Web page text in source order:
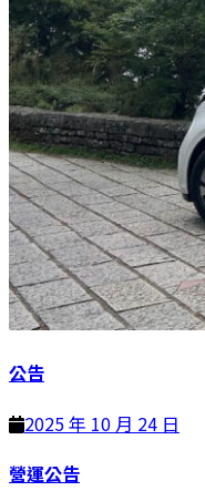
公告
2025 年 10 月 24 日
營運公告